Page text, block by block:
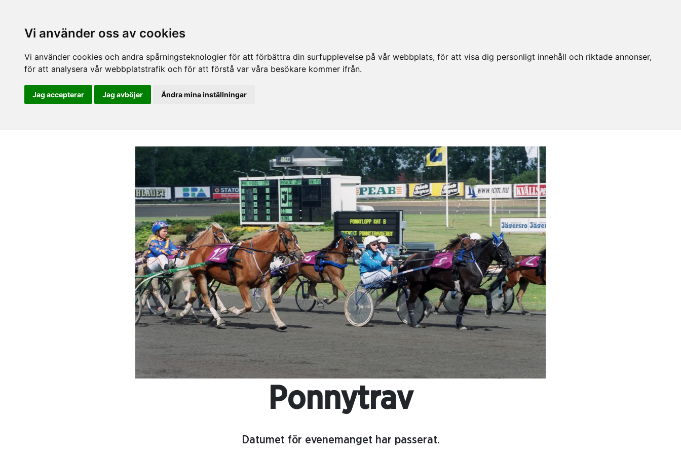
Vi använder oss av cookies
Vi använder cookies och andra spårningsteknologier för att förbättra din surfupplevelse på vår webbplats, för att visa dig personligt innehåll och riktade annonser,
för att analysera vår webbplatstrafik och för att förstå var våra besökare kommer ifrån.
Jag accepterar Jag avböjer Ändra mina inställningar
Ponnytrav
Datumet för evenemanget har passerat.